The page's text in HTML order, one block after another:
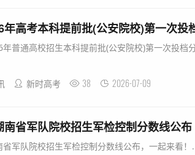
年高考本科提前批(公安院校)第一次投
年普通高校招生本科提前批(公安院校)第一次投档
新时高考 38 2026-07-09
南省军队院校招生军检控制分数线公布
军队院校招生军检控制分数线公布，一起来看！